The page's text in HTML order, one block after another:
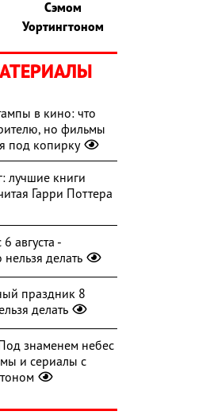
Сэмом
Уортингтоном
в кино: что
но фильмы
под копирку
лучшие книги
Гарри Поттера
августа -
делать
праздник 8
делать
знаменем небес
и сериалы с